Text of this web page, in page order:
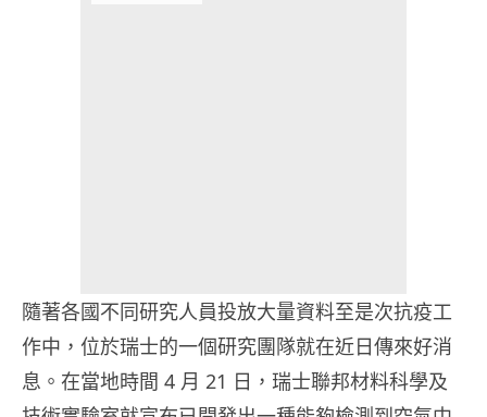
隨著各國不同研究人員投放大量資料至是次抗疫工
作中，位於瑞士的一個研究團隊就在近日傳來好消
息。在當地時間 4 月 21 日，瑞士聯邦材料科學及